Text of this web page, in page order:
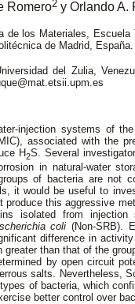
Romero2y Orlando A.
de los Materiales, Escuela
de Madrid, España.
del Zulia,
injection systems of
associated with the
H2S. Several
in natural-water
of bacteria are not
it would be useful to
produce this aggressive
isolated from
coli(Non-SRB).
difference in
than that of the
by open circuit
salts. Nevertheless,
of bacteria, which
better control over